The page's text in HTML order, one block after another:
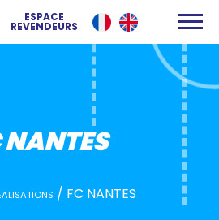
ESPACE
REVENDEURS
NANTES
/ FC NANTES